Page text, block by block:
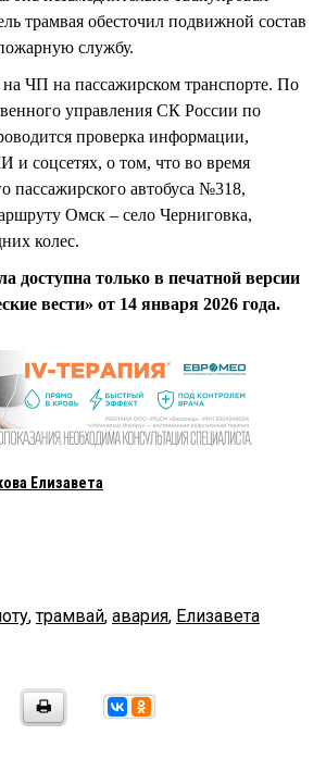
трамвая обесточил подвижной состав
службу.
ЧП на пассажирском транспорте. По
управления СК России по
проверка информации,
соцсетях, о том, что во время
пассажирского автобуса №318,
Омск – село Черниговка,
колес.
доступна только в печатной версии
вести» от 14 января 2026 года.
Елизавета
,трамвай, авария, Елизавета